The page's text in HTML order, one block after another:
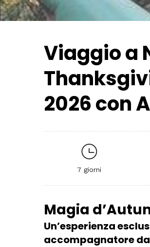
Viaggio a
2026 con
7 giorni
Magia
Un’esperienza
accompagnatore